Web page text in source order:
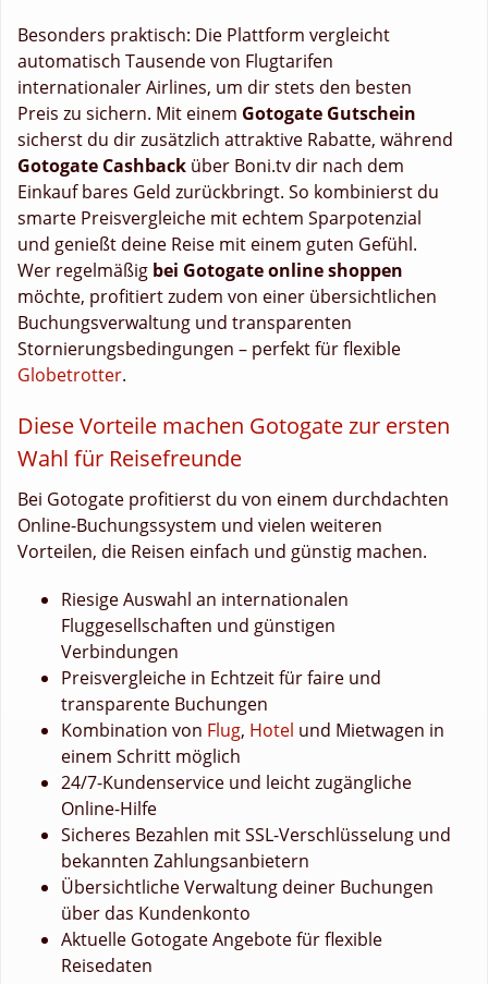
Besonders praktisch: Die Plattform vergleicht
automatisch Tausende von Flugtarifen
internationaler Airlines, um dir stets den besten
Preis zu sichern. Mit einem Gotogate Gutschein
sicherst du dir zusätzlich attraktive Rabatte, während
Gotogate Cashback über Boni.tv dir nach dem
Einkauf bares Geld zurückbringt. So kombinierst du
smarte Preisvergleiche mit echtem Sparpotenzial
und genießt deine Reise mit einem guten Gefühl.
Wer regelmäßig bei Gotogate online shoppen
möchte, profitiert zudem von einer übersichtlichen
Buchungsverwaltung und transparenten
Stornierungsbedingungen – perfekt für flexible
Globetrotter.
Diese Vorteile machen Gotogate zur ersten
Wahl für Reisefreunde
Bei Gotogate profitierst du von einem durchdachten
Online-Buchungssystem und vielen weiteren
Vorteilen, die Reisen einfach und günstig machen.
Riesige Auswahl an internationalen
Fluggesellschaften und günstigen
Verbindungen
Preisvergleiche in Echtzeit für faire und
transparente Buchungen
Kombination von Flug, Hotel und Mietwagen in
einem Schritt möglich
24/7-Kundenservice und leicht zugängliche
Online-Hilfe
Sicheres Bezahlen mit SSL-Verschlüsselung und
bekannten Zahlungsanbietern
Übersichtliche Verwaltung deiner Buchungen
über das Kundenkonto
Aktuelle Gotogate Angebote für flexible
Reisedaten